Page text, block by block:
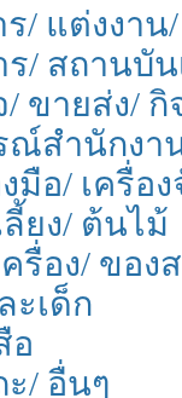
/ แต่งงาน
ร/ สถานบัน
/ ขายส่ง/ กิ
ณ์สำนักงา
มือ/ เครื่อ
ลี้ยง/ ต้นไม้
รื่อง/ ของ
ะเด็ก
อ
ะ/ อื่นๆ